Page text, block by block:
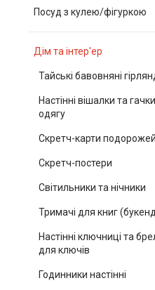
Посуд з кулею/фігуркою
Дім та інтер'ер
Тайські бавовняні
Настінні вішалки та
одягу
Скретч-карти подорожей
Скретч-постери
Світильники та нічники
Тримачі для книг
Настінні ключниці та
для ключів
Годинники настінні